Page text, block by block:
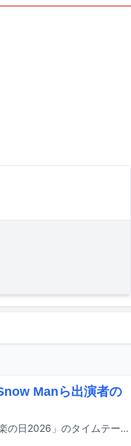
Manら出演者の
明日7月18日にTBS系で8時間にわたって放送される夏の大型音楽特番「音楽の日2026」のタイムテーブルが発表された。